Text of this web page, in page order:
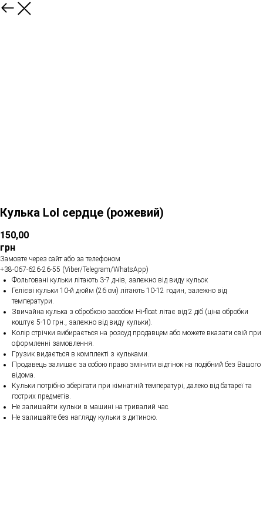
Кулька Lol сердце (рожевий)
150,00
грн
Замовте через сайт або за телефоном
+38-067-626-26-55 (Viber/Telegram/WhatsApp)
Фольговані кульки літають 3-7 днів, залежно від виду кульок
Гелієві кульки 10-й дюйм (26 см) літають 10-12 годин, залежно від
температури.
Звичайна кулька з обробкою засобом Hi-float літає від 2 діб (ціна обробки
коштує 5-10 грн., залежно від виду кульки).
Колір стрічки вибирається на розсуд продавцем або можете вказати свій при
оформленні замовлення.
Грузик видається в комплекті з кульками.
Продавець залишає за собою право змінити відтінок на подібний без Вашого
відома.
Кульки потрібно зберігати при кімнатній температурі, далеко від батареї та
гострих предметів.
Не залишайти кульки в машині на тривалий час.
Не залишайте без нагляду кульки з дитиною.